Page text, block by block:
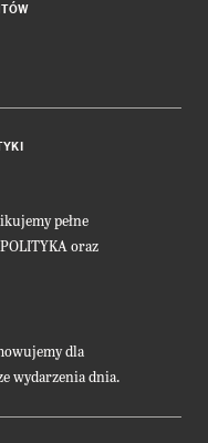
pełne
oraz
dla
wydarzenia dnia.